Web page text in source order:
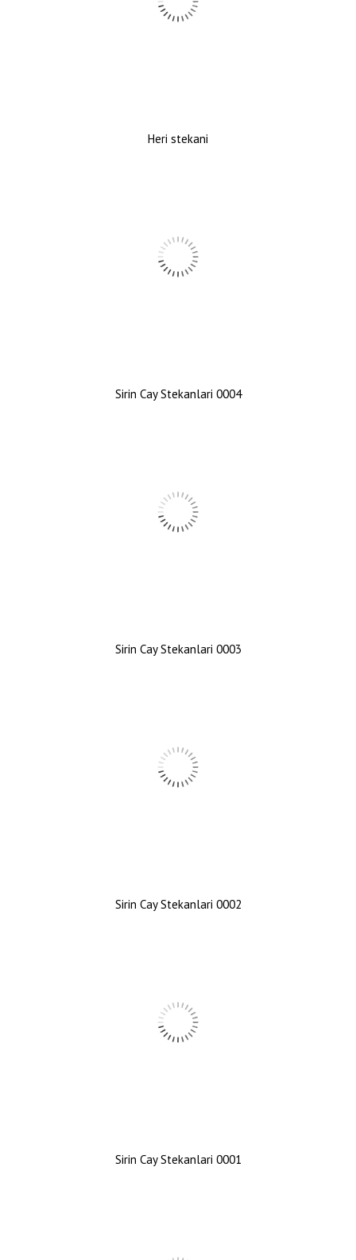
Heri stekani
Sirin Cay Stekanlari 0004
Sirin Cay Stekanlari 0003
Sirin Cay Stekanlari 0002
Sirin Cay Stekanlari 0001